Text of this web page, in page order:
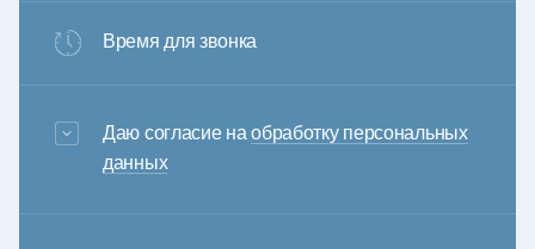
Время для звонка
3+6=
Даю согласие наобработку персональных
данных